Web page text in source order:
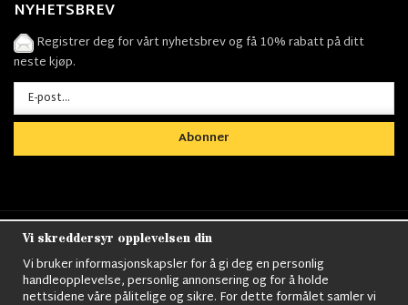
NYHETSBREV
Registrer deg for vårt nyhetsbrev og få 10% rabatt på ditt
neste kjøp.
Abonner
Nordens största utbud av
kläder,Militärtöverskott, Militärutrustning, Ordningsvakt
utrustning,väktarkläder,Militärbyxor,Militärjackor,M65
Jackor,Bomberjackor,Militärkängor,Militära Ryggsäckar,Vintage Army
Vi skreddersyr opplevelsen din
Vi bruker informasjonskapsler for å gi deg en personlig
handleopplevelse, personlig annonsering og for å holde
nettsidene våre pålitelige og sikre. For dette formålet samler vi